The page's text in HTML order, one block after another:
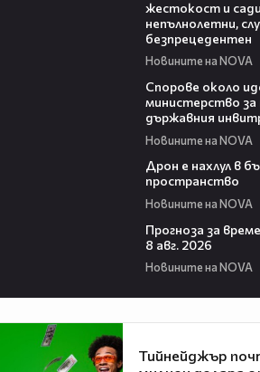
жестокост и
непълнолетни,
безпрецедентен
Новините на NOVA
Спорове около
министерство за
държавния
Новините на NOVA
Дрон е нахлул в
пространство
Новините на NOVA
Прогноза за
8 авг. 2026
Новините на NOVA
Тийнейджър